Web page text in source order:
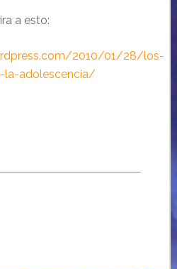
a esto:
2010/01/28/los-
la-adolescencia/